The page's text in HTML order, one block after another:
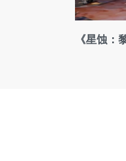
《星蚀：